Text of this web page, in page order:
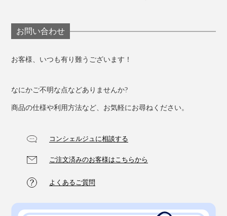
ハンドルは、手持ちも肩がけもしやすい長さと太さ。手
のひらや肩に触れる部分はクッション入りで、あたりも
お問い合わせ
お客様、いつも有り難うございます！
なにかご不明な点などありませんか?
商品の仕様や利用方法など、お気軽にお尋ねください。
コンシェルジュに相談する
ご注文済みのお客様はこちらから
よくあるご質問